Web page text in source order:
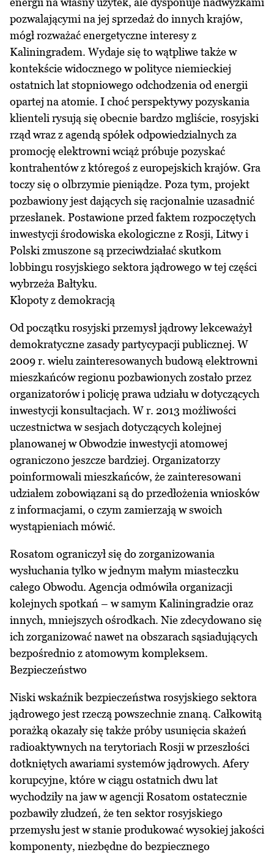
pozwalającymi na jej sprzedaż do innych krajów,
mógł rozważać energetyczne interesy z
Kaliningradem. Wydaje się to wątpliwe także w
kontekście widocznego w polityce niemieckiej
ostatnich lat stopniowego odchodzenia od energii
opartej na atomie. I choć perspektywy pozyskania
klienteli rysują się obecnie bardzo mgliście, rosyjski
rząd wraz z agendą spółek odpowiedzialnych za
promocję elektrowni wciąż próbuje pozyskać
kontrahentów z któregoś z europejskich krajów. Gra
toczy się o olbrzymie pieniądze. Poza tym, projekt
pozbawiony jest dających się racjonalnie uzasadnić
przesłanek. Postawione przed faktem rozpoczętych
inwestycji środowiska ekologiczne z Rosji, Litwy i
Polski zmuszone są przeciwdziałać skutkom
lobbingu rosyjskiego sektora jądrowego w tej części
wybrzeża Bałtyku.
Kłopoty z demokracją
Od początku rosyjski przemysł jądrowy lekceważył
demokratyczne zasady partycypacji publicznej. W
2009 r. wielu zainteresowanych budową elektrowni
mieszkańców regionu pozbawionych zostało przez
organizatorów i policję prawa udziału w dotyczących
inwestycji konsultacjach. W r. 2013 możliwości
uczestnictwa w sesjach dotyczących kolejnej
planowanej w Obwodzie inwestycji atomowej
ograniczono jeszcze bardziej. Organizatorzy
poinformowali mieszkańców, że zainteresowani
udziałem zobowiązani są do przedłożenia wniosków
z informacjami, o czym zamierzają w swoich
wystąpieniach mówić.
Rosatom ograniczył się do zorganizowania
wysłuchania tylko w jednym małym miasteczku
całego Obwodu. Agencja odmówiła organizacji
kolejnych spotkań – w samym Kaliningradzie oraz
innych, mniejszych ośrodkach. Nie zdecydowano się
ich zorganizować nawet na obszarach sąsiadujących
bezpośrednio z atomowym kompleksem.
Bezpieczeństwo
Niski wskaźnik bezpieczeństwa rosyjskiego sektora
jądrowego jest rzeczą powszechnie znaną. Całkowitą
porażką okazały się także próby usunięcia skażeń
radioaktywnych na terytoriach Rosji w przeszłości
dotkniętych awariami systemów jądrowych. Afery
korupcyjne, które w ciągu ostatnich dwu lat
wychodziły na jaw w agencji Rosatom ostatecznie
pozbawiły złudzeń, że ten sektor rosyjskiego
przemysłu jest w stanie produkować wysokiej jakości
komponenty, niezbędne do bezpiecznego